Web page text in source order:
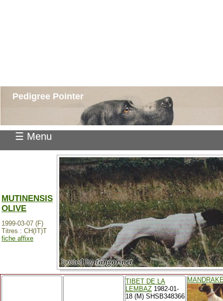
Pedigree Pointer
☰ Menu
MUTINENSIS
OLIVE
1999-03-07 (F)
Titres : CH(IT)T
fiche affixe
TIBET DE LA
LEMBAZ 1982-01-
18 (M) SHSB348366